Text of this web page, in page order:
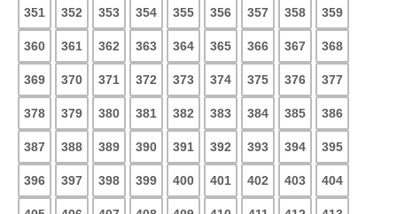
351 352 353 354 355 356 357 358 359
360 361 362 363 364 365 366 367 368
369 370 371 372 373 374 375 376 377
378 379 380 381 382 383 384 385 386
387 388 389 390 391 392 393 394 395
396 397 398 399 400 401 402 403 404